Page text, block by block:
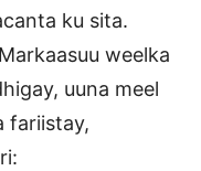
ku sita.
weelka
uuna meel
fariistay,